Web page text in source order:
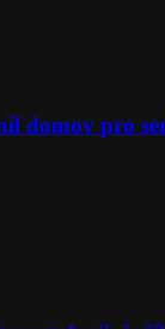
domov pro